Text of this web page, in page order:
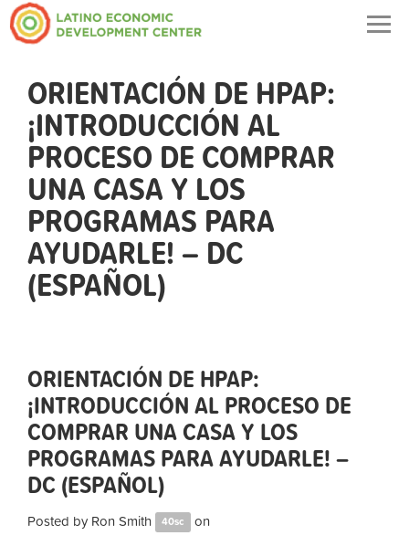
ORIENTACIÓN DE HPAP:
¡INTRODUCCIÓN AL
PROCESO DE COMPRAR
UNA CASA Y LOS
PROGRAMAS PARA
AYUDARLE! – DC
(ESPAÑOL)
ORIENTACIÓN DE HPAP:
¡INTRODUCCIÓN AL PROCESO DE
COMPRAR UNA CASA Y LOS
PROGRAMAS PARA AYUDARLE! –
DC (ESPAÑOL)
Posted by Ron Smith 40sc on